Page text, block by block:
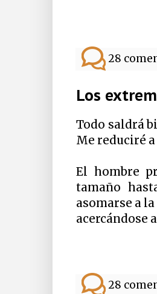
28
Los
Todo saldrá
Me reduciré
El hombre
tamaño
asomarse a
acercándose
28